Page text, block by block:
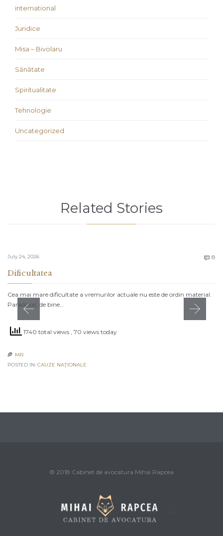
international
Juridice
Misa – Bivolaru
Sănătate
Spiritualitate
Tehnologie
Uncategorized
Related Stories
July 24, 2026  8
Dificultatea
Cea mai mare dificultate a vremurilor actuale nu este de ordin material.
Paradoxal, de bine…
1740 total views , 70 views today
 MR
POSTED IN: CAUZE NAŢIONALE
© 2018 Cabinet de avocatura Mihai Rapcea